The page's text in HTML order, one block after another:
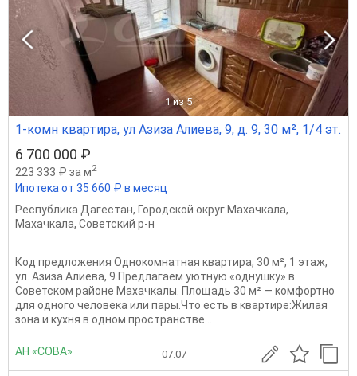
1 из 5
1-комн квартира, ул Азиза Алиева, 9, д. 9, 30 м², 1/4 эт.
6 700 000 ₽
223 333 ₽ за м2
Ипотека от 35 660 ₽ в месяц
Республика Дагестан, Городской округ Махачкала,
Махачкала, Советский р-н
Код предложения Однокомнатная квартира, 30 м², 1 этаж,
ул. Азиза Алиева, 9.Предлагаем уютную «однушку» в
Советском районе Махачкалы. Площадь 30 м² — комфортно
для одного человека или пары.Что есть в квартире:Жилая
зона и кухня в одном пространстве...
АН «СОВА» 07.07